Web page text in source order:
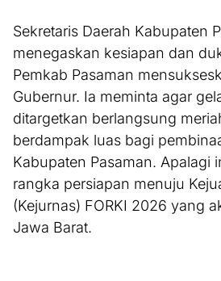
Sekretaris Daerah Kabupaten
menegaskan kesiapan dan
Pemkab Pasaman
Gubernur. Ia meminta agar
ditargetkan berlangsung
berdampak luas bagi
Kabupaten Pasaman. Apalagi
rangka persiapan menuju
(Kejurnas) FORKI 2026 yang
Jawa Barat.